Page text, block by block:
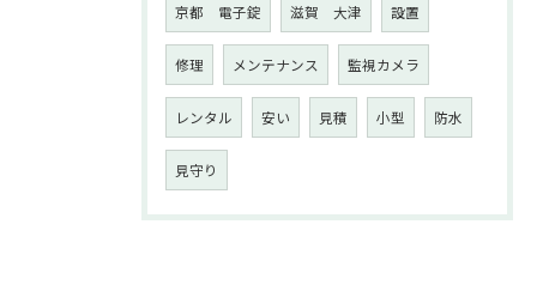
京都 電子錠 滋賀 大津 設置
修理 メンテナンス 監視カメラ
レンタル 安い 見積 小型 防水
見守り